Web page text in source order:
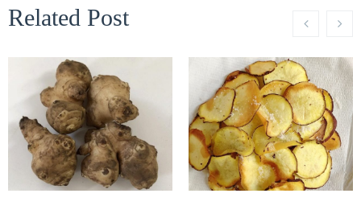
Related Post